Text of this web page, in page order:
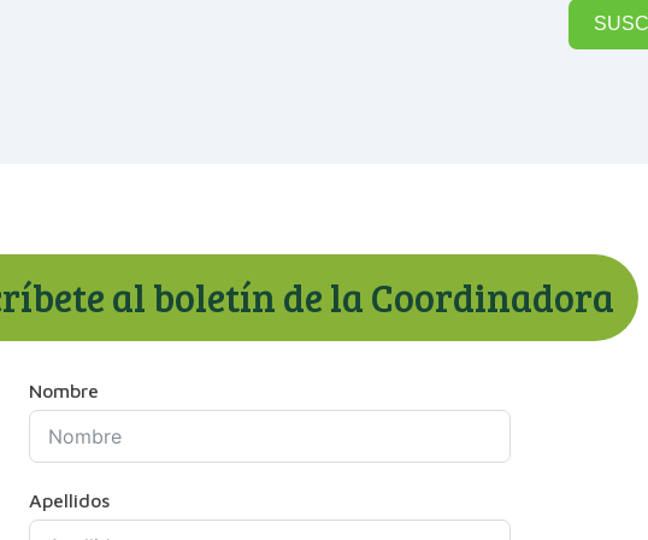
al boletín de la Coordinadora
Nombre
Apellidos